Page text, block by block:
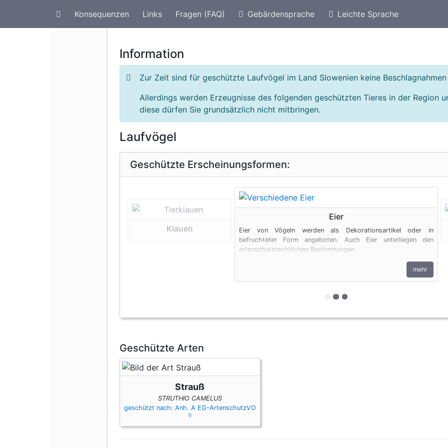
Konsequenzen Links Fragen (FAQ) Gebärdensprache Leichte Sprache
Information
Zur Zeit sind für geschützte Laufvögel im Land Slowenien keine
Allerdings werden Erzeugnisse des folgenden geschützten Tieres in der Region
diese dürfen Sie grundsätzlich nicht mitbringen.
Laufvögel
Geschützte Erscheinungsformen:
Vorherige geschützte Erscheinungsform
Klauen
Eier
Eier von Vögeln werden als Dekorationsartikel oder in
befruchteter Form angeboten. Auch Eier unterliegen den
artenschutzrechtlichen Bestimmungen.
mehr
zur 1. geschützten
zur 2. geschützten
zur 3. geschützten
Geschützte Arten
Strauß
STRUTHIO CAMELUS
geschützt nach: Anh. A EG-ArtenschutzVO
1)